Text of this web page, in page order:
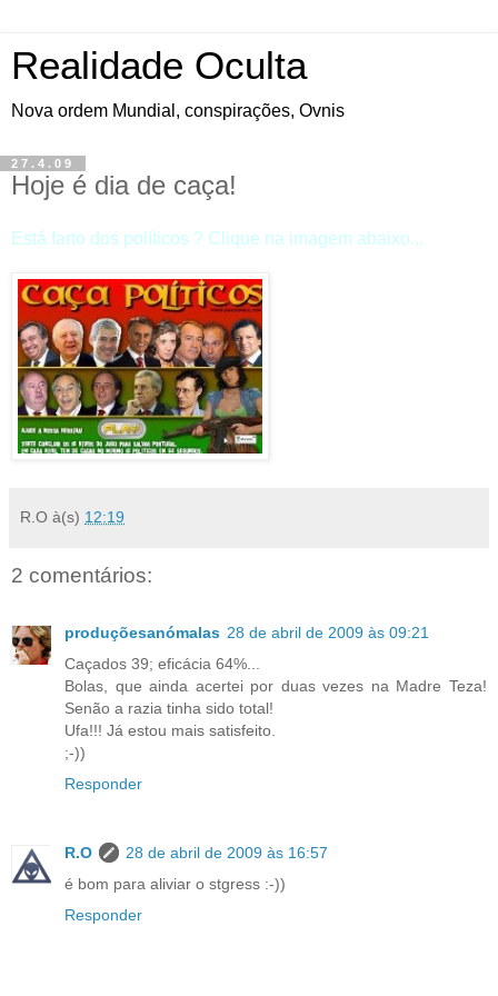
Realidade Oculta
Nova ordem Mundial, conspirações, Ovnis
27.4.09
Hoje é dia de caça!
Está farto dos políticos ? Clique na imagem abaixo...
R.O à(s) 12:19
2 comentários:
produçõesanómalas 28 de abril de 2009 às 09:21
Caçados 39; eficácia 64%...
Bolas, que ainda acertei por duas vezes na Madre Teza!
Senão a razia tinha sido total!
Ufa!!! Já estou mais satisfeito.
;-))
Responder
R.O
28 de abril de 2009 às 16:57
é bom para aliviar o stgress :-))
Responder